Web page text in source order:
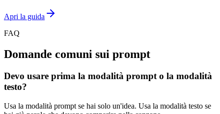
Apri la guida
FAQ
Domande comuni sui prompt
Devo usare prima la modalità prompt o la modalità
testo?
Usa la modalità prompt se hai solo un'idea. Usa la modalità testo se